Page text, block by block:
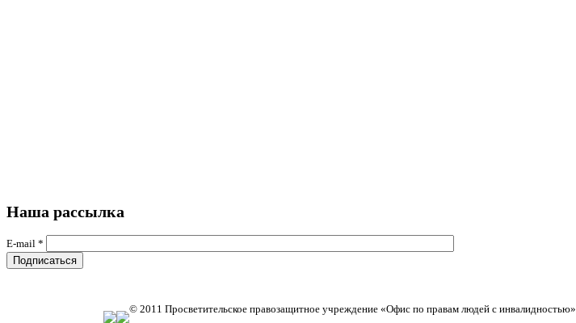
Наша рассылка
E-mail *
© 2011 Просветительское правозащитное учреждение «Офис по правам людей с инвалидностью»